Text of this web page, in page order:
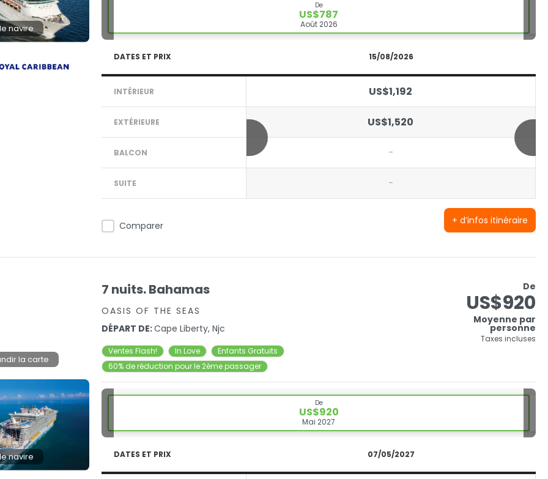
navire
De
US$787
Août 2026
DATES ET PRIX
INTÉRIEUR
EXTÉRIEURE
BALCON
SUITE
15/08/2026
US$1,192
US$1,520
-
-
Comparer + d’infos itinéraire
la carte
navire
7 nuits. Bahamas
OASIS OF THE SEAS
DÉPART DE:Cape Liberty, Njc
Ventes Flash! In Love
Enfants Gratuits
60% de réduction pour le 2ème passager
De
US$920
Moyenne par
personne
Taxes incluses
De
US$920
Mai 2027
DATES ET PRIX 07/05/2027